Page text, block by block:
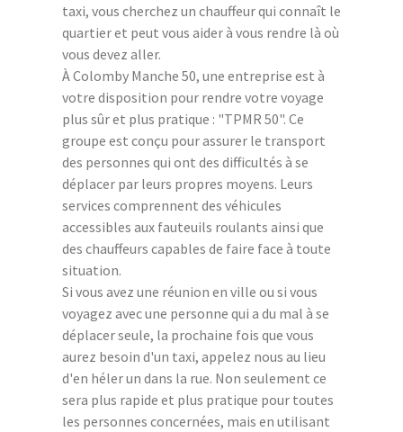
taxi, vous cherchez un chauffeur qui connaît le
quartier et peut vous aider à vous rendre là où
vous devez aller.
À Colomby Manche 50, une entreprise est à
votre disposition pour rendre votre voyage
plus sûr et plus pratique : "TPMR 50". Ce
groupe est conçu pour assurer le transport
des personnes qui ont des difficultés à se
déplacer par leurs propres moyens. Leurs
services comprennent des véhicules
accessibles aux fauteuils roulants ainsi que
des chauffeurs capables de faire face à toute
situation.
Si vous avez une réunion en ville ou si vous
voyagez avec une personne qui a du mal à se
déplacer seule, la prochaine fois que vous
aurez besoin d'un taxi, appelez nous au lieu
d'en héler un dans la rue. Non seulement ce
sera plus rapide et plus pratique pour toutes
les personnes concernées, mais en utilisant